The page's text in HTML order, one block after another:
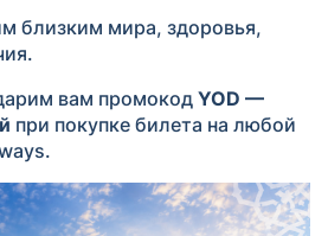
близким мира, здоровья,
вам промокод YOD —
при покупке билета на любой